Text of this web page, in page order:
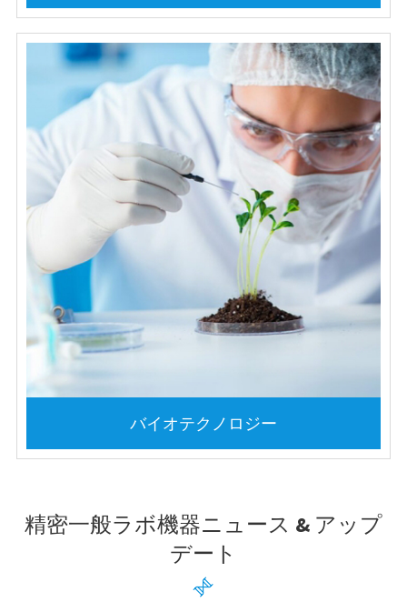
バイオテクノロジー
精密一般ラボ機器ニュース & アップ
デート
